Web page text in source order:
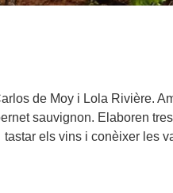
de Moy i Lola Rivière.
sauvignon. Elaboren
tastar els vins i conèixer les